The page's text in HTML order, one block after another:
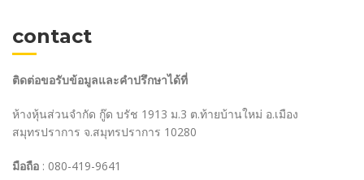
contact
ติดต่อขอรับข้อมูลและคำปรึกษาได้ที่
ห้างหุ้นส่วนจำกัด กู๊ด บรัช 1913 ม.3 ต.ท้ายบ้านใหม่ อ.เมือง
สมุทรปราการ จ.สมุทรปราการ 10280
มือถือ : 080-419-9641